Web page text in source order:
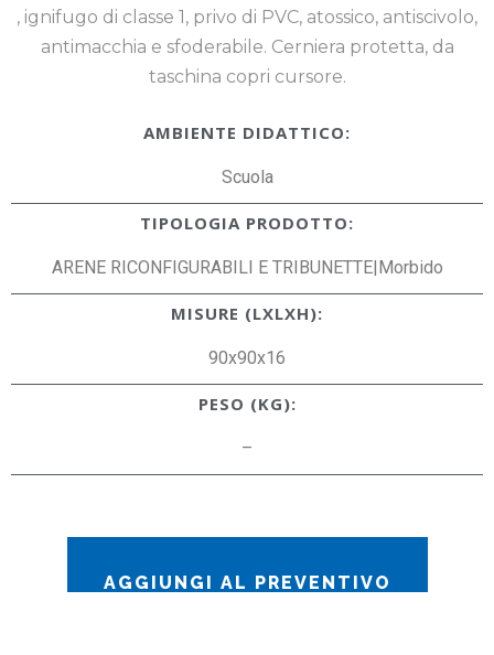
, ignifugo di classe 1, privo di PVC, atossico, antiscivolo,
antimacchia e sfoderabile. Cerniera protetta, da
taschina copri cursore.
AMBIENTE DIDATTICO:
Scuola
TIPOLOGIA PRODOTTO:
ARENE RICONFIGURABILI E TRIBUNETTE|Morbido
MISURE (LXLXH):
90x90x16
PESO (KG):
–
AGGIUNGI AL PREVENTIVO